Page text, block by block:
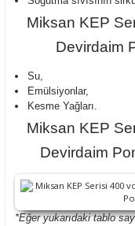
Miksan KEP
Devirdaim
Su,
Emülsiyonlar,
Kesme Yağları.
Miksan KEP
Devirdaim
*Eğer yukarıdaki tablo